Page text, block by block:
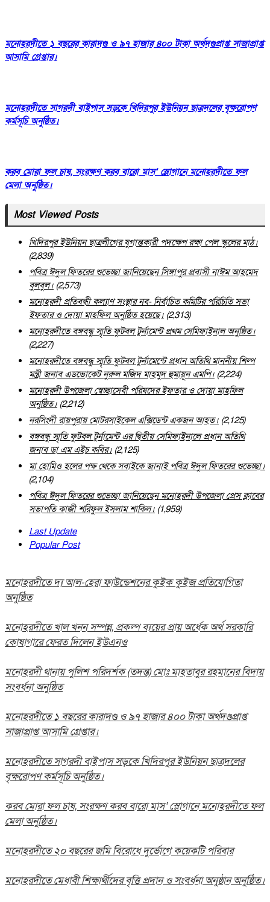
মনোহরদীতে ১ বছরের কারাদণ্ড ও ৯৭ হাজার ৪০০ টাকা অর্থদণ্ডপ্রাপ্ত সাজাপ্রাপ্ত
আসামি গ্রেপ্তার।
মনোহরদীতে সাগরদী বাইপাস সড়কে খিদিরপুর ইউনিয়ন ছাত্রদলের বৃক্ষরোপণ
কর্মসূচি অনুষ্ঠিত।
করব মোরা ফল চাষ, সংরক্ষণ করব বারো মাস’ স্লোগানে মনোহরদীতে ফল
মেলা অনুষ্ঠিত।
Most Viewed Posts
খিদিরপুর ইউনিয়ন ছাত্রলীগের যুগান্তকারী পদক্ষেপ রক্ষা পেল স্কুলের মাঠ।
(2,839)
পবিত্র ঈদুল ফিতরের শুভেচ্ছা জানিয়েছেন সিঙ্গাপুর প্রবাসী নাঈম আহমেদ
বুলবুল। (2,573)
মনোহরদী প্রতিবন্ধী কল্যাণ সংস্থার নব- নির্বাচিত কমিটির পরিচিতি সভা
ইফতার ও দোয়া মাহফিল অনুষ্ঠিত হয়েছে। (2,313)
মনোহরদীতে বঙ্গবন্ধু স্মৃতি ফুটবল টুর্নামেন্ট প্রথম সেমিফাইনাল অনুষ্ঠিত।
(2,227)
মনোহরদীতে বঙ্গবন্ধু স্মৃতি ফুটবল টুর্নামেন্টে প্রধান অতিথি মাননীয় শিল্প
মন্ত্রী জনাব এডভোকেট নুরুল মজিদ মাহমুদ হুমায়ূন এমপি। (2,224)
মনোহরদী উপজেলা স্বেচ্ছাসেবী পরিষদের ইফতার ও দোয়া মাহফিল
অনুষ্ঠিত। (2,212)
নরসিংদী রায়পুরায় মোটরসাইকেল এক্সিডেন্ট একজন আহত। (2,125)
বঙ্গবন্ধু স্মৃতি ফুটবল টুর্নামেন্ট এর দ্বিতীয় সেমিফাইনালে প্রধান অতিথি
জনাব ডা এম এইচ কবির। (2,125)
মা হোমিও হলের পক্ষ থেকে সবাইকে জানাই পবিত্র ঈদুল ফিতরের শুভেচ্ছা।
(2,104)
পবিত্র ঈদুল ফিতরের শুভেচ্ছা জানিয়েছেন মনোহরদী উপজেলা প্রেস ক্লাবের
সভাপতি কাজী শরিফুল ইসলাম শাকিল। (1,959)
Last Update
Popular Post
মনোহরদীতে দ্য আল-হেরা ফাউন্ডেশনের কুইক কুইজ প্রতিযোগিতা
অনুষ্ঠিত
মনোহরদীতে খাল খনন সম্পন্ন, প্রকল্প ব্যয়ের প্রায় অর্ধেক অর্থ সরকারি
কোষাগারে ফেরত দিলেন ইউএনও
মনোহরদী থানায় পুলিশ পরিদর্শক (তদন্ত) মোঃ মাহতাবুর রহমানের বিদায়
সংবর্ধনা অনুষ্ঠিত
মনোহরদীতে ১ বছরের কারাদণ্ড ও ৯৭ হাজার ৪০০ টাকা অর্থদণ্ডপ্রাপ্ত
সাজাপ্রাপ্ত আসামি গ্রেপ্তার।
মনোহরদীতে সাগরদী বাইপাস সড়কে খিদিরপুর ইউনিয়ন ছাত্রদলের
বৃক্ষরোপণ কর্মসূচি অনুষ্ঠিত।
করব মোরা ফল চাষ, সংরক্ষণ করব বারো মাস’ স্লোগানে মনোহরদীতে ফল
মেলা অনুষ্ঠিত।
মনোহরদীতে ২০ বছরের জমি বিরোধে দুর্ভোগে কয়েকটি পরিবার
মনোহরদীতে মেধাবী শিক্ষার্থীদের বৃত্তি প্রদান ও সংবর্ধনা অনুষ্ঠান অনুষ্ঠিত।